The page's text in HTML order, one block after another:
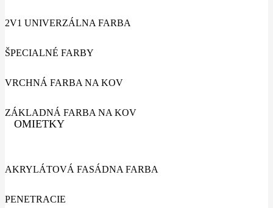
2V1 UNIVERZÁLNA FARBA
ŠPECIALNÉ FARBY
VRCHNÁ FARBA NA KOV
ZÁKLADNÁ FARBA NA KOV
OMIETKY
AKRYLÁTOVÁ FASÁDNA FARBA
PENETRACIE